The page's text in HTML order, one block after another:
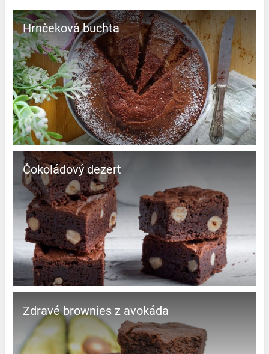
Hrnčeková buchta
čokoládový dezert
Zdravé brownies z avokáda